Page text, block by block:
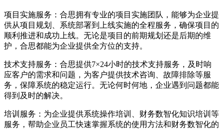
项目实施服务：合思拥有专业的项目实施团队，能够为企业提
供从项目规划、系统部署到上线实施的全程服务，确保项目的
顺利推进和成功上线。无论是项目的前期规划还是后期的维
护，合思都能为企业提供全方位的支持。
技术支持服务：合思提供7×24小时的技术支持服务，及时响
应客户的需求和问题，为客户提供技术咨询、故障排除等服
务，保障系统的稳定运行。无论何时何地，企业遇到问题都能
得到及时的解决。
培训服务：为企业提供系统操作培训、财务数智化知识培训等
服务，帮助企业员工快速掌握系统的使用方法和财务数智化的